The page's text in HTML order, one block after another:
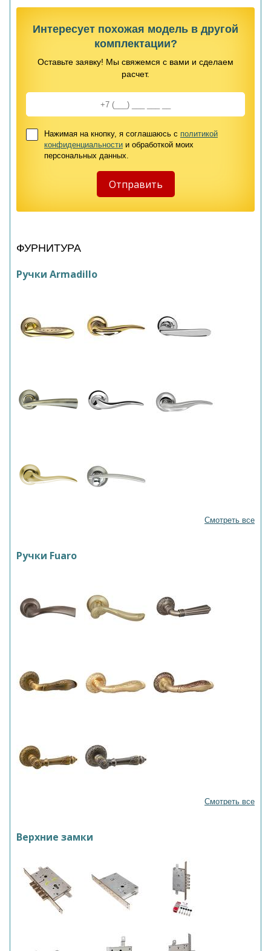
Интересует похожая модель в другой
комплектации?
Оставьте заявку! Мы свяжемся с вами и сделаем
расчет.
Нажимая на кнопку, я соглашаюсь с политикой
конфиденциальности и обработкой моих
персональных данных.
ФУРНИТУРА
Ручки Armadillo
Смотреть все
Ручки Fuaro
Смотреть все
Верхние замки